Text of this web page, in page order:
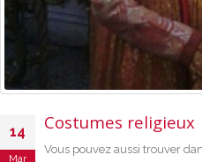
14
Mar
Costumes religieux
Vous pouvez aussi trouver